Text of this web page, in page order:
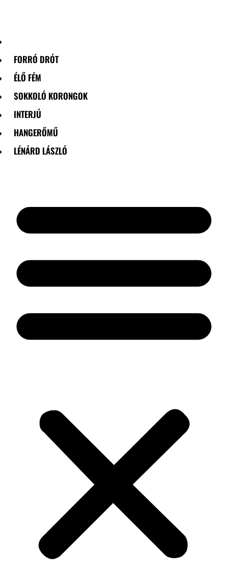
FORRÓ DRÓT
ÉLŐ FÉM
SOKKOLÓ KORONGOK
INTERJÚ
HANGERŐMŰ
LÉNÁRD LÁSZLÓ